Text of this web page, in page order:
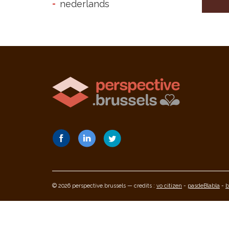
nederlands
© 2026 perspective.brussels — credits : vo citizen - pasdeBlabla -